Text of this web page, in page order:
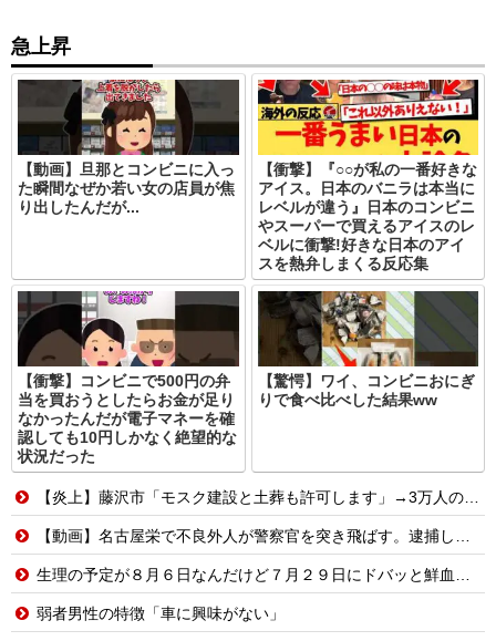
急上昇
【動画】旦那とコンビニに入っ
た瞬間なぜか若い女の店員が焦
り出したんだが...
【衝撃】『○○が私の一番好きな
アイス。日本のバニラは本当に
レベルが違う』日本のコンビニ
やスーパーで買えるアイスのレ
ベルに衝撃!好きな日本のアイ
スを熱弁しまくる反応集
【衝撃】コンビニで500円の弁
当を買おうとしたらお金が足り
なかったんだが電子マネーを確
認しても10円しかなく絶望的な
状況だった
【驚愕】ワイ、コンビニおにぎ
りで食べ比べした結果ww
【炎上】藤沢市「モスク建設と土葬も許可します」→3万人の反対署名も却下
【動画】名古屋栄で不良外人が警察官を突き飛ばす。逮捕しろやｗｗｗ
生理の予定が８月６日なんだけど７月２９日にドバッと鮮血でたから生理かな？って思ったのよね
弱者男性の特徴「車に興味がない」